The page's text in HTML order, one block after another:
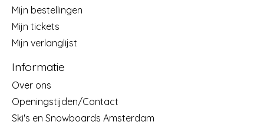
Mijn bestellingen
Mijn tickets
Mijn verlanglijst
Informatie
Over ons
Openingstijden/Contact
Ski's en Snowboards Amsterdam